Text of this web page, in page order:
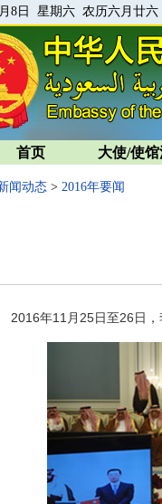
8日 星期六 农历六月廿六
首页 大使/使
闻动态 > 2016年要闻
年11月25日至26日，李